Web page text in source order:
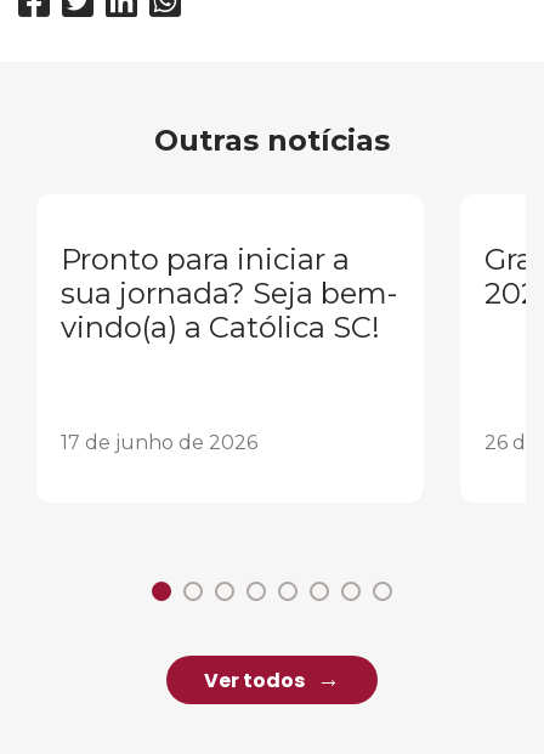
Outras notícias
Pronto para iniciar a
sua jornada? Seja bem-
vindo(a) a Católica SC!
17 de junho de 2026 26 de
Ver todos